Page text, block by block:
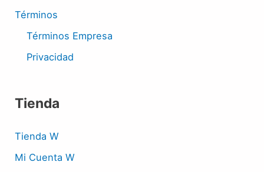
Términos
Términos Empresa
Privacidad
Tienda
Tienda W
Mi Cuenta W